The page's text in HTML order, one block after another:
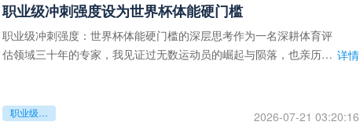
职业级冲刺强度设为世界杯体能硬门槛
职业级冲刺强度：世界杯体能硬门槛的深层思考作为一名深耕体育评
估领域三十年的专家，我见证过无数运动员的崛起与陨落，也亲历了 详情
职业级冲刺强度设为世界杯体能硬门槛 2026-07-21 03:20:16